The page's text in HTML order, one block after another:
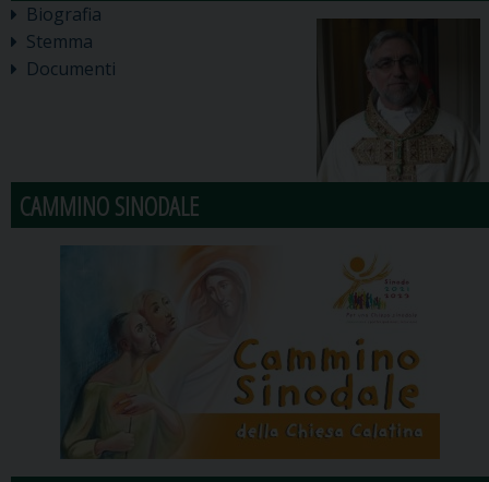
Biografia
Stemma
Documenti
CAMMINO SINODALE